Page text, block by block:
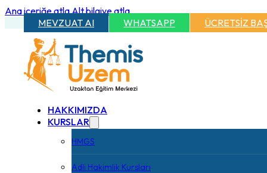
Ana içeriğe atlaAlt bilgiye atla
MEVZUAT AI
WHATSAPP ÜCRETSİZ
HAKKIMIZDA
KURSLAR
HMGS
Adli Hakimlik Kursları